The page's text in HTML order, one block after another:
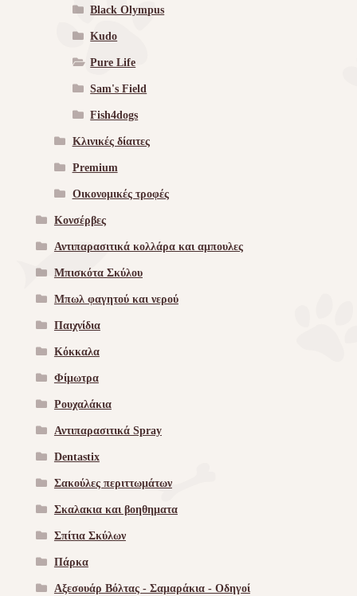
Black Olympus
Kudo
Pure Life
Sam's Field
Fish4dogs
Κλινικές δίαιτες
Premium
Οικονομικές τροφές
Κονσέρβες
Αντιπαρασιτικά κολλάρα και αμπουλες
Μπισκότα Σκύλου
Μπωλ φαγητού και νερού
Παιχνίδια
Κόκκαλα
Φίμωτρα
Ρουχαλάκια
Αντιπαρασιτικά Spray
Dentastix
Σακούλες περιττωμάτων
Σκαλακια και βοηθηματα
Σπίτια Σκύλων
Πάρκα
Αξεσουάρ Βόλτας - Σαμαράκια - Οδηγοί